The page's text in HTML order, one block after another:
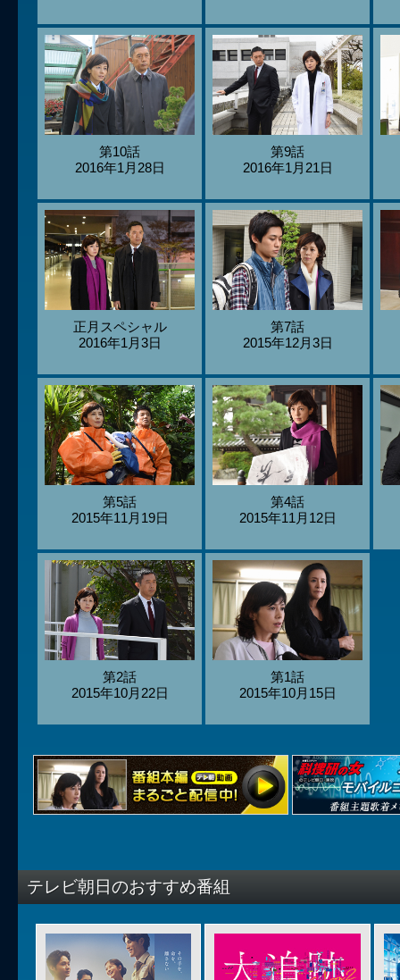
第10話
2016年1月28日
第9話
2016年1月21日
正月スペシャル
2016年1月3日
第7話
2015年12月3日
第5話
2015年11月19日
第4話
2015年11月12日
第2話
2015年10月22日
第1話
2015年10月15日
テレビ朝日のおすすめ番組